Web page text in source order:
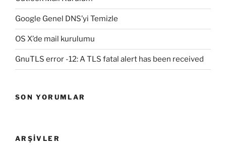
Google Genel DNS’yi Temizle
OS X’de mail kurulumu
GnuTLS error -12: A TLS fatal alert has been received
SON YORUMLAR
ARŞIVLER